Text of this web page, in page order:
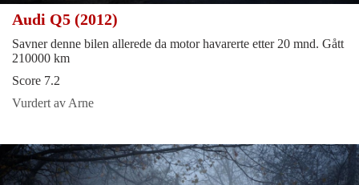
Audi Q5 (2012)
Savner denne bilen allerede da motor havarerte etter 20 mnd. Gått
210000 km
Score 7.2
Vurdert av Arne